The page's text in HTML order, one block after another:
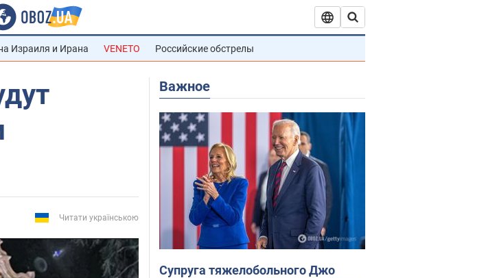
Израиля и Ирана VENETO Российские обстрелы
Читати українською
Важное
Супруга тяжелобольного Джо